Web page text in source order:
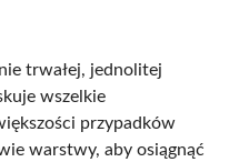
trwałej, jednolitej
wszelkie
przypadków
warstwy, aby osiągnąć